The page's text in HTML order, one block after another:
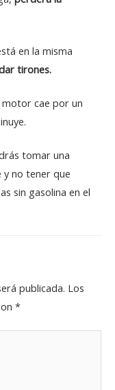
en la misma
tirones.
motor cae por un
tomar una
no tener que
sin gasolina en el
publicada. Los
*